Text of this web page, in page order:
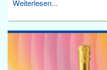
Weiterlesen...